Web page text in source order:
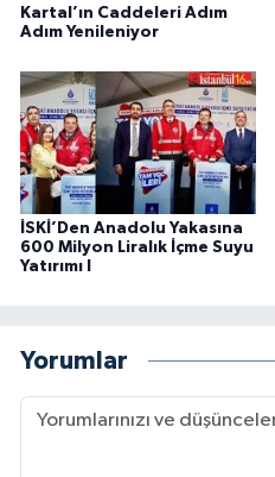
Kartal’ın Caddeleri Adım
Adım Yenileniyor
İSKİ’Den Anadolu Yakasına
600 Milyon Liralık İçme Suyu
Yatırımı I
Yorumlar